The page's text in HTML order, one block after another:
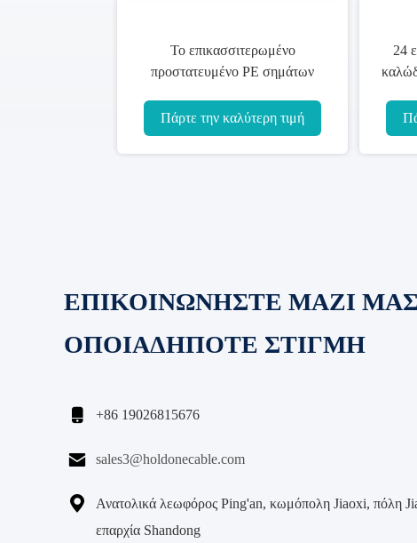
Το επικασσιτερωμένο
προστατευμένο PE σημάτων
προσαρμοσμένη πιστοποίηση CE
του ISO
Πάρτε την καλύτερη τιμή
24
ΕΠΙΚΟΙΝΩΝΗΣΤΕ ΜΑΖΙ ΜΑΣ
ΟΠΟΙΑΔΗΠΟΤΕ ΣΤΙΓΜΗ
 +86 19026815676
 sales3@holdonecable.com

Ανατολικά λεωφόρος Ping'an, κωμόπολη Jiaoxi, πόλη
επαρχία Shandong